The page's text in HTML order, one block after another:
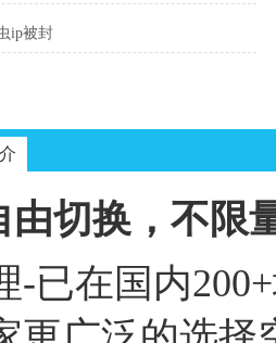
ip被封
由切换，不限
-已在国内